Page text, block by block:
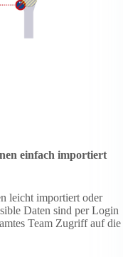
einfach importiert
leicht importiert oder
Daten sind per Login
Team Zugriff auf die